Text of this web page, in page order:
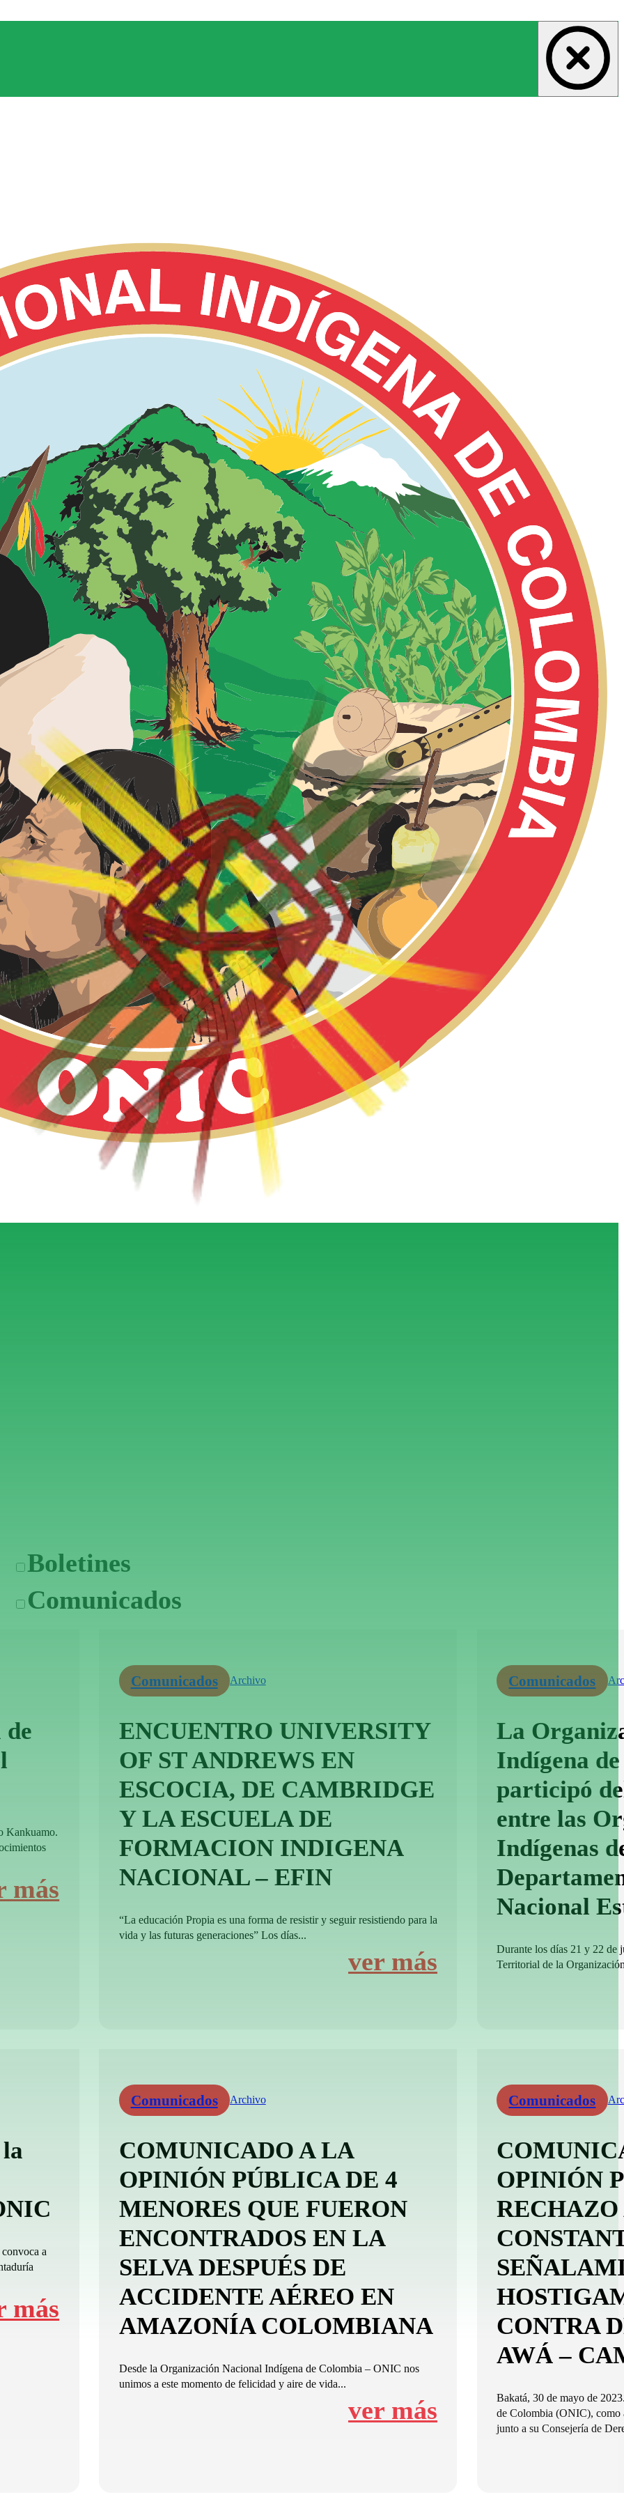
Boletines
Comunicados
Kankuamo.
más
Comunicados Archivo
ENCUENTRO UNIVERSITY
OF ST ANDREWS EN
ESCOCIA, DE CAMBRIDGE
Y LA ESCUELA DE
FORMACION INDIGENA
NACIONAL – EFIN
“La educación Propia es una forma de resistir y seguir resistiendo para la
vida y las futuras generaciones” Los días...
ver más
Comunicados
La
Indígena
participó
entre las
Indígenas
Nacional
Durante los días 21 y 22 de
Territorial de la
a
más
Comunicados Archivo
COMUNICADO A LA
OPINIÓN PÚBLICA DE 4
MENORES QUE FUERON
ENCONTRADOS EN LA
SELVA DESPUÉS DE
ACCIDENTE AÉREO EN
AMAZONÍA COLOMBIANA
Desde la Organización Nacional Indígena de Colombia – ONIC nos
unimos a este momento de felicidad y aire de vida...
ver más
Comunicados
OPINIÓN
RECHAZO
CONTRA
AWÁ –
Bakatá, 30 de mayo de
de Colombia (ONIC), como
junto a su Consejería de